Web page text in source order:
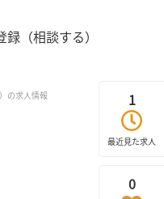
1
最近見た求人
0
録（相談する）
の求人情報